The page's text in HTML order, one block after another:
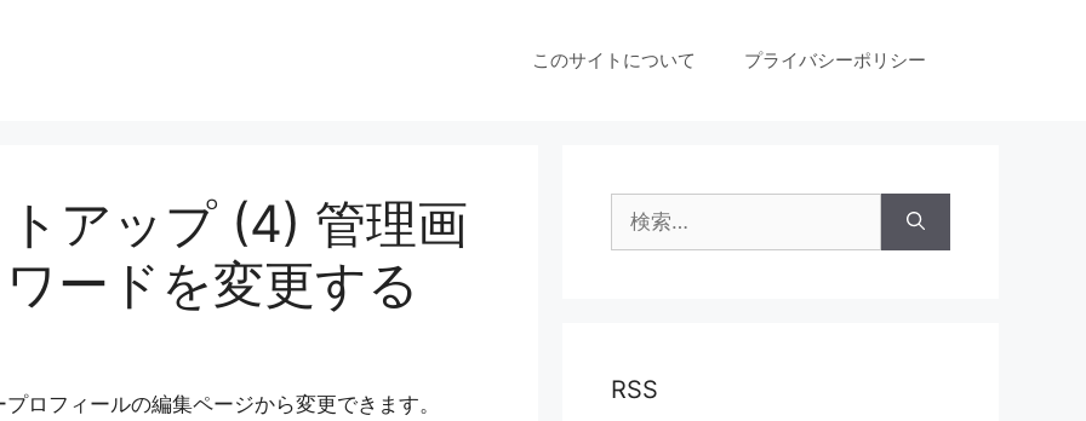
このサイトについて プライバシーポリシー
アップ (4) 管理画
ードを変更する
ロフィールの編集ページから変更できます。
索:
RSS